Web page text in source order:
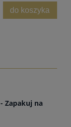
do koszyka
Zapakuj na